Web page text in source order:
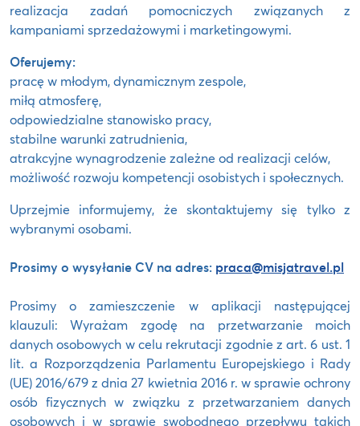
realizacja zadań pomocniczych związanych z
kampaniami sprzedażowymi i marketingowymi.
Oferujemy:
pracę w młodym, dynamicznym zespole,
miłą atmosferę,
odpowiedzialne stanowisko pracy,
stabilne warunki zatrudnienia,
atrakcyjne wynagrodzenie zależne od realizacji celów,
możliwość rozwoju kompetencji osobistych i społecznych.
Uprzejmie informujemy, że skontaktujemy się tylko z
wybranymi osobami.
Prosimy o wysyłanie CV na adres: praca@misjatravel.pl
Prosimy o zamieszczenie w aplikacji następującej
klauzuli: Wyrażam zgodę na przetwarzanie moich
danych osobowych w celu rekrutacji zgodnie z art. 6 ust. 1
lit. a Rozporządzenia Parlamentu Europejskiego i Rady
(UE) 2016/679 z dnia 27 kwietnia 2016 r. w sprawie ochrony
osób fizycznych w związku z przetwarzaniem danych
osobowych i w sprawie swobodnego przepływu takich